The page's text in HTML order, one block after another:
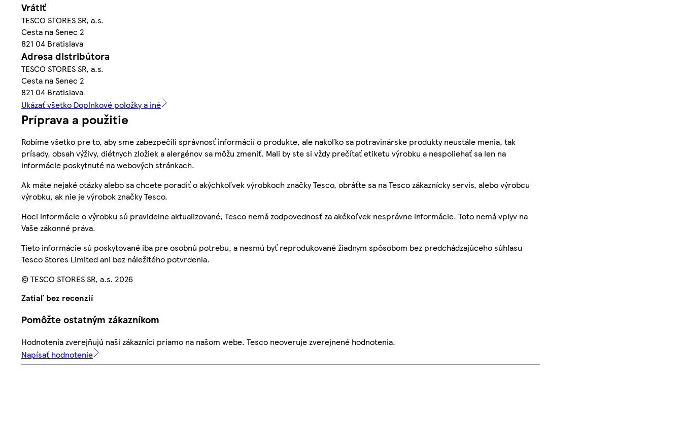
Vrátiť
TESCO STORES SR, a.s.
Cesta na Senec 2
821 04 Bratislava
Adresa distribútora
TESCO STORES SR, a.s.
Cesta na Senec 2
821 04 Bratislava
Ukázať všetko Doplnkové položky a iné
Príprava a použitie
Robíme všetko pre to, aby sme zabezpečili správnosť informácií o produkte, ale nakoľko sa potravinárske produkty neustále menia, tak
prísady, obsah výživy, diétnych zložiek a alergénov sa môžu zmeniť. Mali by ste si vždy prečítať etiketu výrobku a nespoliehať sa len na
informácie poskytnuté na webových stránkach.
Ak máte nejaké otázky alebo sa chcete poradiť o akýchkoľvek výrobkoch značky Tesco, obráťte sa na Tesco zákaznícky servis, alebo výrobcu
výrobku, ak nie je výrobok značky Tesco.
Hoci informácie o výrobku sú pravidelne aktualizované, Tesco nemá zodpovednosť za akékoľvek nesprávne informácie. Toto nemá vplyv na
Vaše zákonné práva.
Tieto informácie sú poskytované iba pre osobnú potrebu, a nesmú byť reprodukované žiadnym spôsobom bez predchádzajúceho súhlasu
Tesco Stores Limited ani bez náležitého potvrdenia.
© TESCO STORES SR, a.s. 2026
Zatiaľ bez recenzií
Pomôžte ostatným zákazníkom
Hodnotenia zverejňujú naši zákazníci priamo na našom webe. Tesco neoveruje zverejnené hodnotenia.
Napísať hodnotenie